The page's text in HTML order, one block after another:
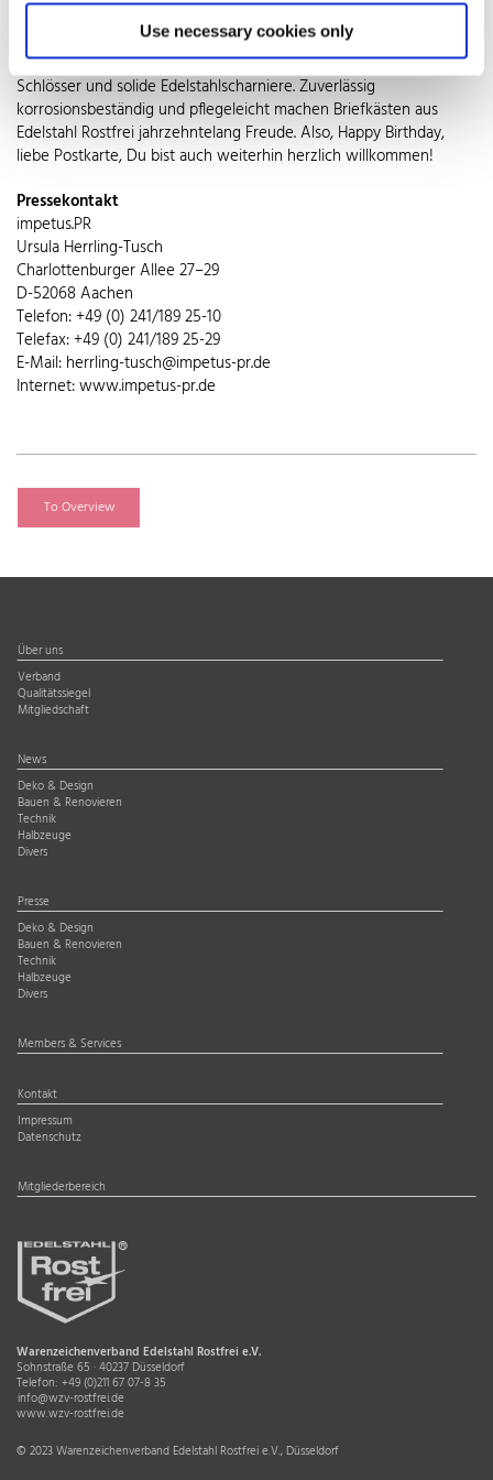
Use necessary cookies only
materialtypische hohe Robustheit widerstehen sie zudem auch
ungeduldigen Zeitgenossen, die die Kästen gewaltsam öffnen
wollen, denn sie punkten gleichzeitig durch leichtgängige
Schlösser und solide Edelstahlscharniere. Zuverlässig
korrosionsbeständig und pflegeleicht machen Briefkästen aus
Edelstahl Rostfrei jahrzehntelang Freude. Also, Happy Birthday,
liebe Postkarte, Du bist auch weiterhin herzlich willkommen!
Pressekontakt
impetus.PR
Ursula Herrling-Tusch
Charlottenburger Allee 27–29
D-52068 Aachen
Telefon: +49 (0) 241/189 25-10
Telefax: +49 (0) 241/189 25-29
E-Mail: herrling-tusch@impetus-pr.de
Internet: www.impetus-pr.de
To Overview
Über uns
Verband
Qualitätssiegel
Mitgliedschaft
News
Deko & Design
Bauen & Renovieren
Technik
Halbzeuge
Divers
Presse
Deko & Design
Bauen & Renovieren
Technik
Halbzeuge
Divers
Members & Services
Kontakt
Impressum
Datenschutz
Mitgliederbereich
Warenzeichenverband Edelstahl Rostfrei e.V.
Sohnstraße 65 · 40237 Düsseldorf
Telefon: +49 (0)211 67 07-8 35
info@wzv-rostfrei.de
www.wzv-rostfrei.de
© 2023 Warenzeichenverband Edelstahl Rostfrei e.V., Düsseldorf